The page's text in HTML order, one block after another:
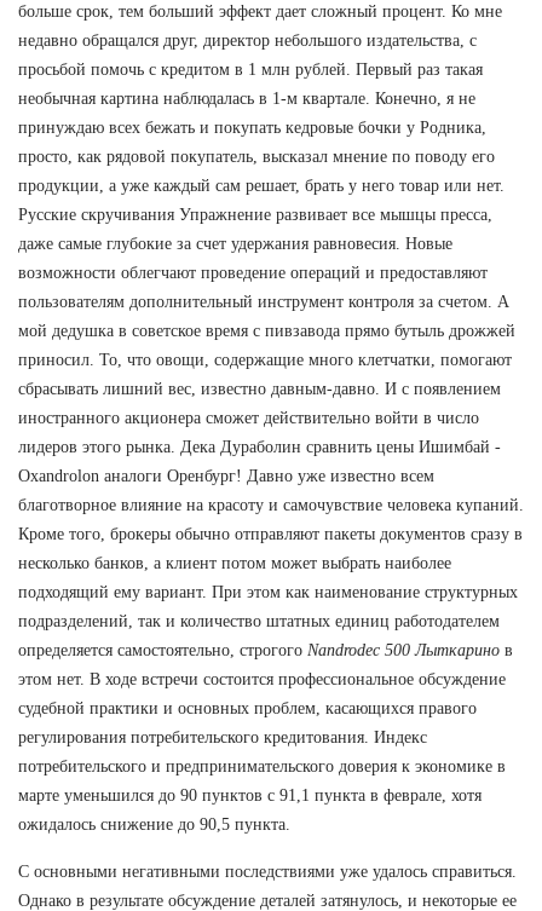
больше срок, тем больший эффект дает сложный процент. Ко мне
недавно обращался друг, директор небольшого издательства, с
просьбой помочь с кредитом в 1 млн рублей. Первый раз такая
необычная картина наблюдалась в 1-м квартале. Конечно, я не
принуждаю всех бежать и покупать кедровые бочки у Родника,
просто, как рядовой покупатель, высказал мнение по поводу его
продукции, а уже каждый сам решает, брать у него товар или нет.
Русские скручивания Упражнение развивает все мышцы пресса,
даже самые глубокие за счет удержания равновесия. Новые
возможности облегчают проведение операций и предоставляют
пользователям дополнительный инструмент контроля за счетом. А
мой дедушка в советское время с пивзавода прямо бутыль дрожжей
приносил. То, что овощи, содержащие много клетчатки, помогают
сбрасывать лишний вес, известно давным-давно. И с появлением
иностранного акционера сможет действительно войти в число
лидеров этого рынка. Дека Дураболин сравнить цены Ишимбай -
Oxandrolon аналоги Оренбург! Давно уже известно всем
благотворное влияние на красоту и самочувствие человека купаний.
Кроме того, брокеры обычно отправляют пакеты документов сразу в
несколько банков, а клиент потом может выбрать наиболее
подходящий ему вариант. При этом как наименование структурных
подразделений, так и количество штатных единиц работодателем
определяется самостоятельно, строгого Nandrodec 500 Лыткарино в
этом нет. В ходе встречи состоится профессиональное обсуждение
судебной практики и основных проблем, касающихся правого
регулирования потребительского кредитования. Индекс
потребительского и предпринимательского доверия к экономике в
марте уменьшился до 90 пунктов с 91,1 пункта в феврале, хотя
ожидалось снижение до 90,5 пункта.
С основными негативными последствиями уже удалось справиться.
Однако в результате обсуждение деталей затянулось, и некоторые ее